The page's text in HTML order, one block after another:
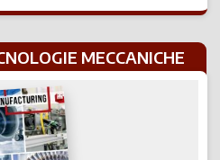
MECCANICHE